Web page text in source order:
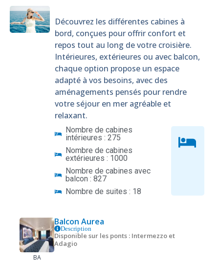
Découvrez les différentes cabines à
bord, conçues pour offrir confort et
repos tout au long de votre croisière.
Intérieures, extérieures ou avec balcon,
chaque option propose un espace
adapté à vos besoins, avec des
aménagements pensés pour rendre
votre séjour en mer agréable et
relaxant.
Nombre de cabines
intérieures : 275
Nombre de cabines
extérieures : 1000
Nombre de cabines avec
balcon : 827
Nombre de suites : 18
BA
Balcon Aurea
Description
Disponible sur les ponts : Intermezzo et
Adagio